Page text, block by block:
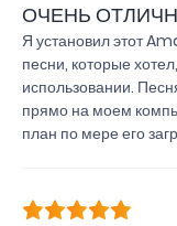
ОЧЕНЬ
Я установил этот
песни, которые
использовании.
прямо на моем
план по мере его